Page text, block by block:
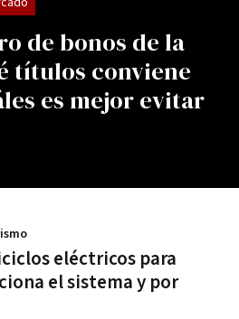
de bonos de la
títulos conviene
es mejor evitar
eléctricos para
el sistema y por